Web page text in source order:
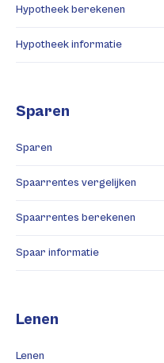
Hypotheek berekenen
Hypotheek informatie
Sparen
Sparen
Spaarrentes vergelijken
Spaarrentes berekenen
Spaar informatie
Lenen
Lenen